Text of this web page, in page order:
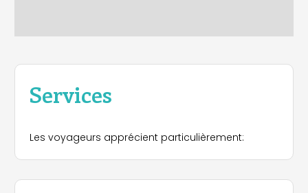
Services
Les voyageurs apprécient particulièrement: